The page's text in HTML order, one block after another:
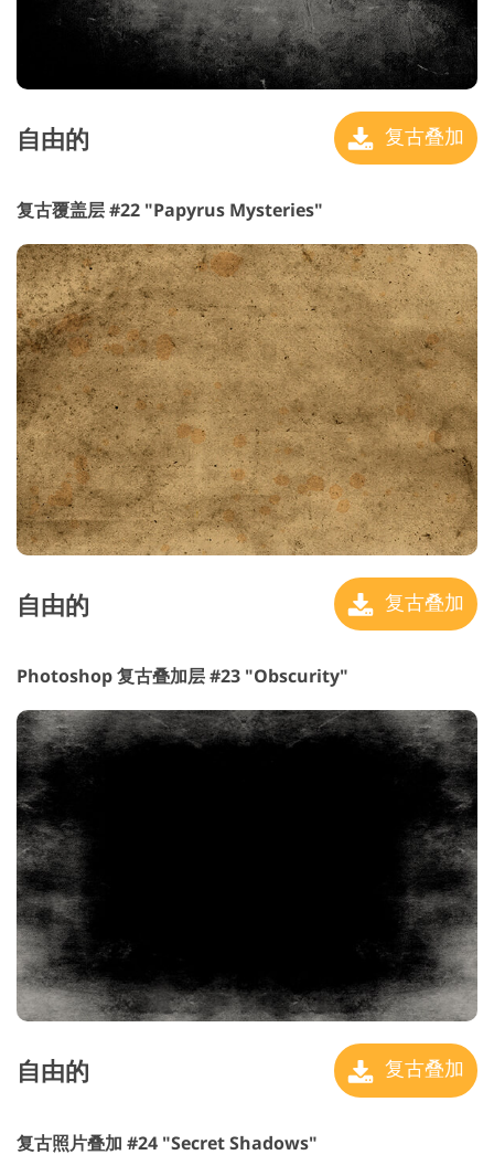
自由的 复古叠加
复古覆盖层 #22 "Papyrus Mysteries"
自由的 复古叠加
Photoshop 复古叠加层 #23 "Obscurity"
自由的 复古叠加
复古照片叠加 #24 "Secret Shadows"